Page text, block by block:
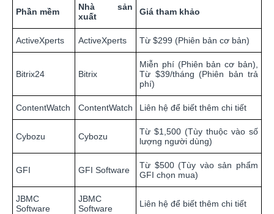
Phần mềm
Nhà sản
xuất
Giá tham khảo
ActiveXperts ActiveXperts Từ $299 (Phiên bản cơ bản)
Bitrix24 Bitrix
Miễn phí (Phiên bản cơ bản),
Từ $39/tháng (Phiên bản trả
phí)
ContentWatch ContentWatch Liên hệ để biết thêm chi tiết
Cybozu Cybozu
Từ $1,500 (Tùy thuộc vào số
lượng người dùng)
GFI GFI Software
Từ $500 (Tùy vào sản phẩm
GFI chọn mua)
JBMC
Software
JBMC
Software
Liên hệ để biết thêm chi tiết